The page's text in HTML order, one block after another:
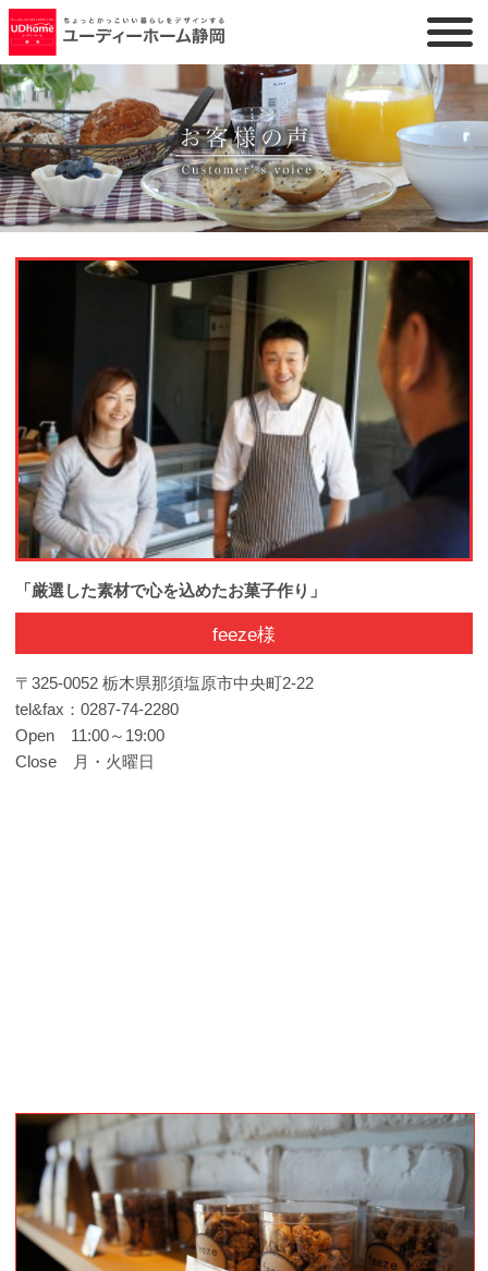
「厳選した素材で心を込めたお菓子作り」
feeze様
〒325-0052 栃木県那須塩原市中央町2-22
tel&fax：0287-74-2280
Open 11:00～19:00
Close 月・火曜日